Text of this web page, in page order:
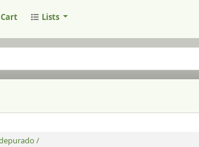
Cart Lists
/